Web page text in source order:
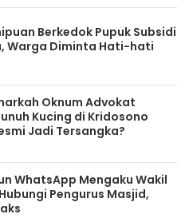
Berkedok Pupuk Subsidi
Warga Diminta Hati-hati
Oknum Advokat
Kucing di Kridosono
Jadi Tersangka?
WhatsApp Mengaku Wakil
Pengurus Masjid,